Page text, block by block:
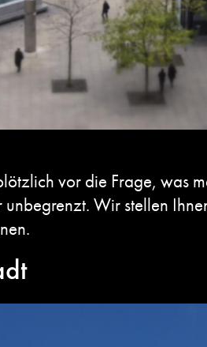
vor die Frage, was
Wir stellen